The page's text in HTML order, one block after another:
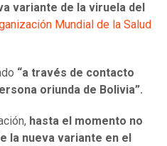
variante de la viruela del
Mundial de la Salud
“a través de contacto
oriunda de Bolivia”.
hasta el momento no
la nueva variante en el